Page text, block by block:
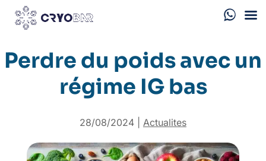
Perdre du poids avec un
régime IG bas
28/08/2024 Actualites